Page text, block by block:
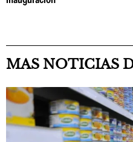
MAS NOTICIAS